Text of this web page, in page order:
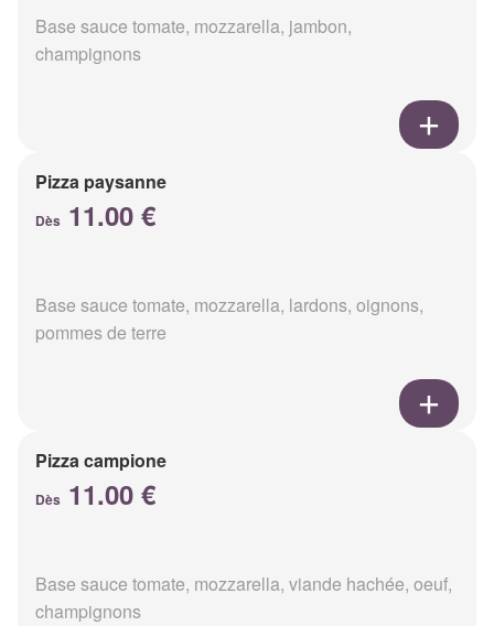
Base sauce tomate, mozzarella, jambon,
champignons
Pizza paysanne
Dès 11.00 €
Base sauce tomate, mozzarella, lardons, oignons,
pommes de terre
Pizza campione
Dès 11.00 €
Base sauce tomate, mozzarella, viande hachée, oeuf,
champignons